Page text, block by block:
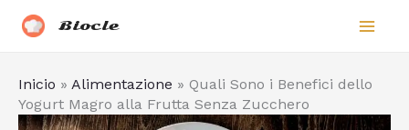
Biocle
Inicio » Alimentazione » Quali Sono i Benefici dello
Yogurt Magro alla Frutta Senza Zucchero